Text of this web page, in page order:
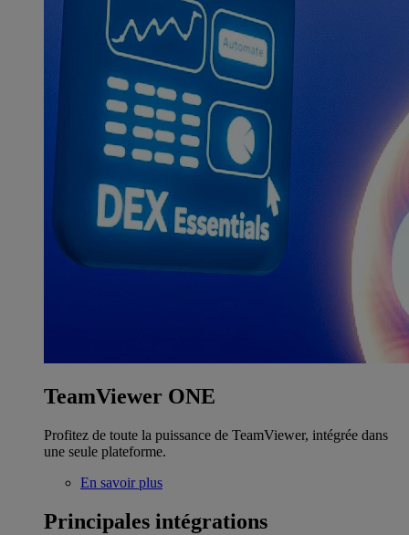
TeamViewer ONE
Profitez de toute la puissance de TeamViewer, intégrée dans
une seule plateforme.
En savoir plus
Principales intégrations